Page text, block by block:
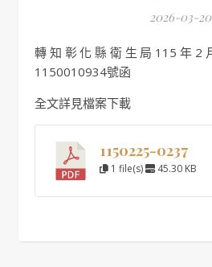
2026-03-20
轉知彰化縣衛生局115年2月13日彰衛藥字第
1150010934號函
全文詳見檔案下載
1150225-0237
1 file(s) 45.30 KB